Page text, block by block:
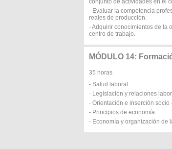
conjunto de actividades en el
- Evaluar la competencia
reales de producción.
- Adquirir conocimientos de la
centro de trabajo.
MÓDULO 14:
35 horas
- Salud laboral
- Legislación y relaciones
- Orientación e inserción socio
- Principios de economía
- Economía y organización de